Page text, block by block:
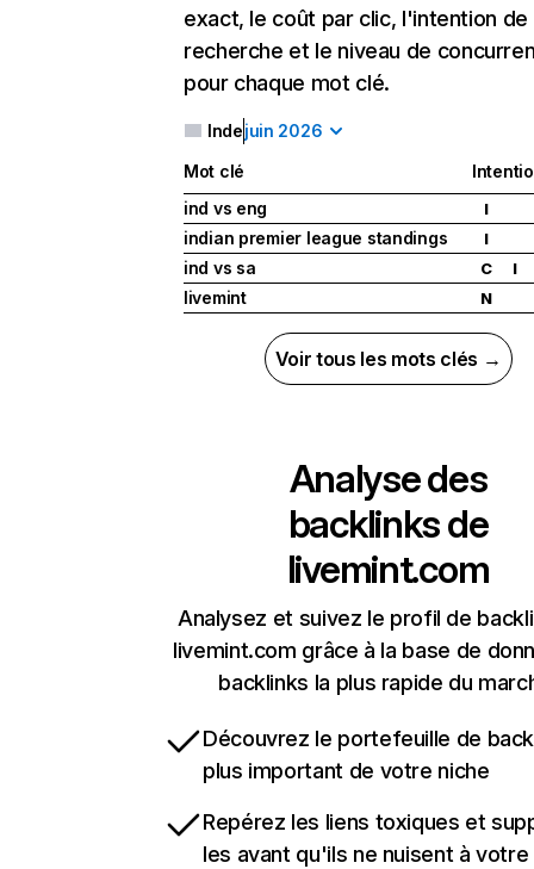
exact, le coût par clic, l'intention de
recherche et le niveau de
pour chaque mot clé.
Indejuin 2026
Mot clé
ind vs eng
I
indian premier league standings I
ind vs sa C I
livemint N
Voir tous les mots clés →
Analyse des
backlinks de
livemint.com
Analysez et suivez le profil de
livemint.com grâce à la base de
backlinks la plus rapide du
Découvrez le portefeuille de
plus important de votre niche
Repérez les liens toxiques et
les avant qu'ils ne nuisent à